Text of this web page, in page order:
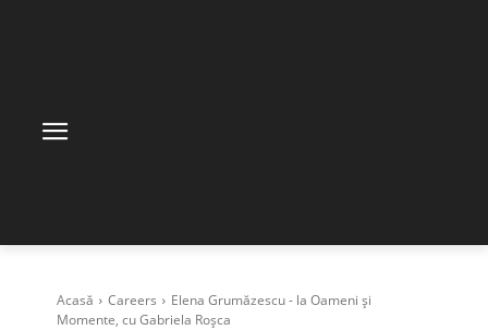
Acasă Careers
Elena Grumăzescu - la Oameni și
Momente, cu Gabriela Roșca